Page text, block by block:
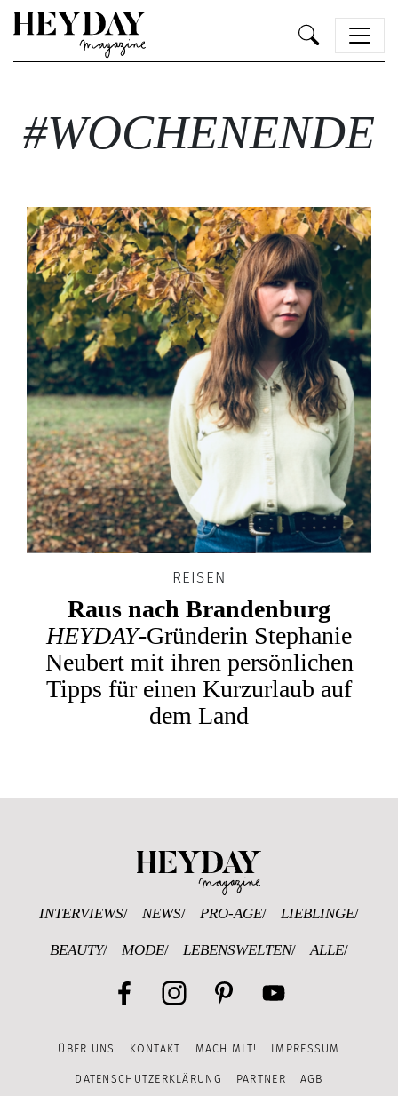
#WOCHENENDE
REISEN
Raus nach Brandenburg
HEYDAY-Gründerin Stephanie
Neubert mit ihren persönlichen
Tipps für einen Kurzurlaub auf
dem Land
INTERVIEWS NEWS PRO-AGE LIEBLINGE
BEAUTY MODE LEBENSWELTEN ALLE
Channel
ÜBER UNS KONTAKT MACH MIT! IMPRESSUM
DATENSCHUTZERKLÄRUNG PARTNER AGB